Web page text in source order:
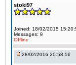
stoki97
Joined: 18/02/2015
Messages: 9
Offline
28/02/2016 20:58:56